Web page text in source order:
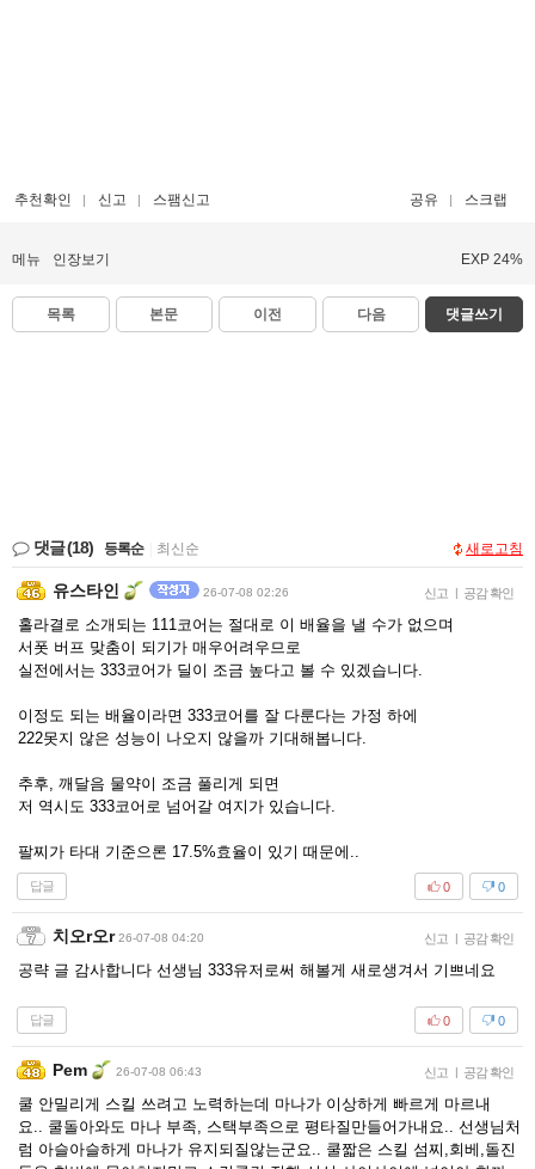
추천확인 신고 스팸신고 공유 스크랩
메뉴 인장보기 EXP 24%
목록 본문 이전 다음 댓글쓰기
댓글(18) 등록순 최신순 새로고침
유스타인 26-07-08 02:26 신고 | 공감 확인
홀라결로 소개되는 111코어는 절대로 이 배율을 낼 수가 없으며
서폿 버프 맞춤이 되기가 매우어려우므로
실전에서는 333코어가 딜이 조금 높다고 볼 수 있겠습니다.
이정도 되는 배율이라면 333코어를 잘 다룬다는 가정 하에
222못지 않은 성능이 나오지 않을까 기대해봅니다.
추후, 깨달음 물약이 조금 풀리게 되면
저 역시도 333코어로 넘어갈 여지가 있습니다.
팔찌가 타대 기준으론 17.5%효율이 있기 때문에..
답글 0
0
치오r오r 26-07-08 04:20 신고 | 공감 확인
공략 글 감사합니다 선생님 333유저로써 해볼게 새로생겨서 기쁘네요
답글 0
0
Pem 26-07-08 06:43 신고 | 공감 확인
쿨 안밀리게 스킬 쓰려고 노력하는데 마나가 이상하게 빠르게 마르내
요.. 쿨돌아와도 마나 부족, 스택부족으로 평타질만들어가내요.. 선생님처
럼 아슬아슬하게 마나가 유지되질않는군요.. 쿨짧은 스킬 섬찌,회베,돌진